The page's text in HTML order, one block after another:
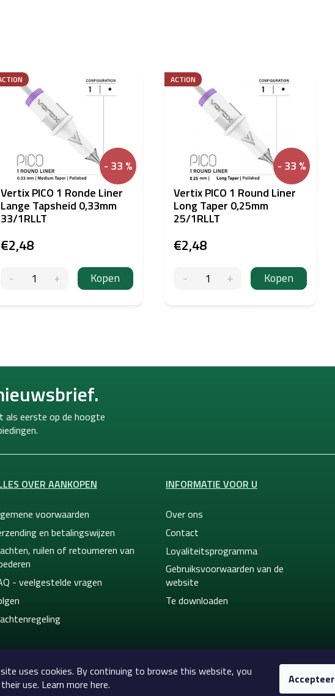
uses cookies. By continuing to browse this website, you
use. Learn more here.
Accepteer
- 33 %
Vertix PICO 1 Ronde Liner
Lange Tapsheid 0,33mm
33/1RLLT
€2,48
Kopen
- 33 %
ACTION
Vertix PICO 1 Round Liner
Long Taper 0,25mm
25/1RLLT
€2,48
Kopen
als eerste op de hoogte
OVER AANKOPEN
voorwaarden
en betalingswijzen
ruilen of retourneren van
- veelgestelde vragen
INFORMATIE VOOR U
Over ons
Contact
Loyaliteitsprogramma
Gebruiksvoorwaarden van de
website
Te downloaden